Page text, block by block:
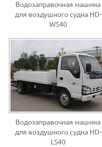
Водозаправочная машина
для воздушного судна HD-
WS40
Водозаправочная машина
для воздушного судна HD-
LS40